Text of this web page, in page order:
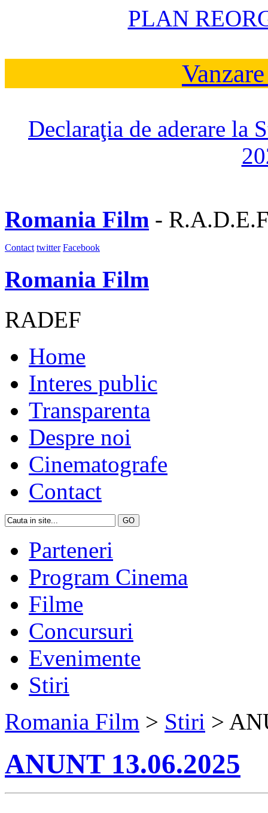
PLAN
Declaraţia de aderare la
Romania Film -
Contact twitter Facebook
Romania Film
RADEF
Home
Interes public
Transparenta
Despre noi
Cinematografe
Contact
Parteneri
Program Cinema
Filme
Concursuri
Evenimente
Stiri
Romania Film > Stiri >
ANUNT 13.06.2025